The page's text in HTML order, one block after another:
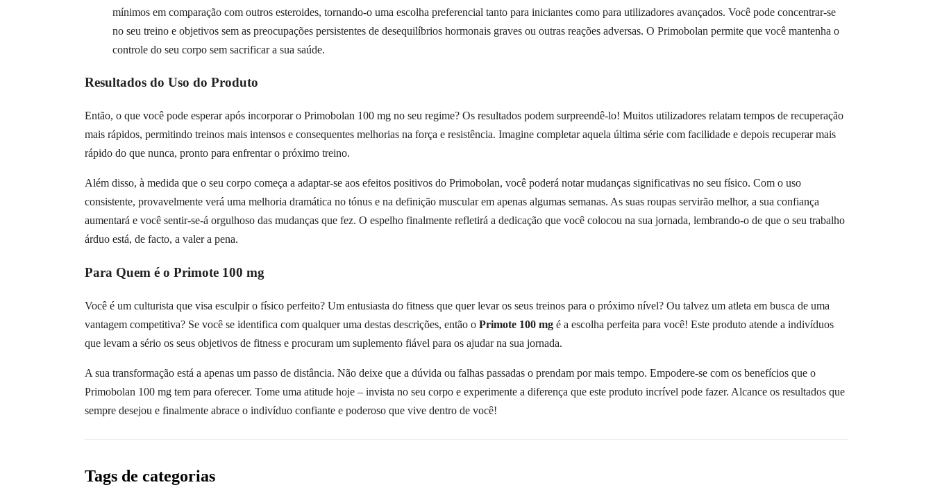
mínimos em comparação com outros esteroides, tornando-o uma escolha preferencial tanto para iniciantes como para utilizadores avançados. Você pode concentrar-se
no seu treino e objetivos sem as preocupações persistentes de desequilíbrios hormonais graves ou outras reações adversas. O Primobolan permite que você mantenha o
controle do seu corpo sem sacrificar a sua saúde.
Resultados do Uso do Produto
Então, o que você pode esperar após incorporar o Primobolan 100 mg no seu regime? Os resultados podem surpreendê-lo! Muitos utilizadores relatam tempos de recuperação
mais rápidos, permitindo treinos mais intensos e consequentes melhorias na força e resistência. Imagine completar aquela última série com facilidade e depois recuperar mais
rápido do que nunca, pronto para enfrentar o próximo treino.
Além disso, à medida que o seu corpo começa a adaptar-se aos efeitos positivos do Primobolan, você poderá notar mudanças significativas no seu físico. Com o uso
consistente, provavelmente verá uma melhoria dramática no tónus e na definição muscular em apenas algumas semanas. As suas roupas servirão melhor, a sua confiança
aumentará e você sentir-se-á orgulhoso das mudanças que fez. O espelho finalmente refletirá a dedicação que você colocou na sua jornada, lembrando-o de que o seu trabalho
árduo está, de facto, a valer a pena.
Para Quem é o Primote 100 mg
Você é um culturista que visa esculpir o físico perfeito? Um entusiasta do fitness que quer levar os seus treinos para o próximo nível? Ou talvez um atleta em busca de uma
vantagem competitiva? Se você se identifica com qualquer uma destas descrições, então o Primote 100 mg é a escolha perfeita para você! Este produto atende a indivíduos
que levam a sério os seus objetivos de fitness e procuram um suplemento fiável para os ajudar na sua jornada.
A sua transformação está a apenas um passo de distância. Não deixe que a dúvida ou falhas passadas o prendam por mais tempo. Empodere-se com os benefícios que o
Primobolan 100 mg tem para oferecer. Tome uma atitude hoje – invista no seu corpo e experimente a diferença que este produto incrível pode fazer. Alcance os resultados que
sempre desejou e finalmente abrace o indivíduo confiante e poderoso que vive dentro de você!
Tags de categorias